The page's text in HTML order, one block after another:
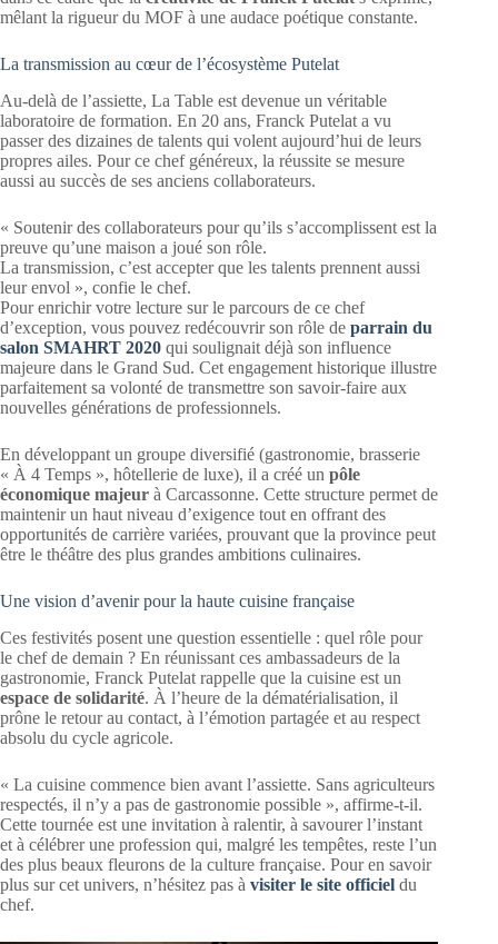
mêlant la rigueur du MOF à une audace poétique constante.
La transmission au cœur de l’écosystème Putelat
Au-delà de l’assiette, La Table est devenue un véritable
laboratoire de formation. En 20 ans, Franck Putelat a vu
passer des dizaines de talents qui volent aujourd’hui de leurs
propres ailes. Pour ce chef généreux, la réussite se mesure
aussi au succès de ses anciens collaborateurs.
« Soutenir des collaborateurs pour qu’ils s’accomplissent est la
preuve qu’une maison a joué son rôle.
La transmission, c’est accepter que les talents prennent aussi
leur envol », confie le chef.
Pour enrichir votre lecture sur le parcours de ce chef
d’exception, vous pouvez redécouvrir son rôle de parrain du
salon SMAHRT 2020 qui soulignait déjà son influence
majeure dans le Grand Sud. Cet engagement historique illustre
parfaitement sa volonté de transmettre son savoir-faire aux
nouvelles générations de professionnels.
En développant un groupe diversifié (gastronomie, brasserie
« À 4 Temps », hôtellerie de luxe), il a créé un pôle
économique majeur à Carcassonne. Cette structure permet de
maintenir un haut niveau d’exigence tout en offrant des
opportunités de carrière variées, prouvant que la province peut
être le théâtre des plus grandes ambitions culinaires.
Une vision d’avenir pour la haute cuisine française
Ces festivités posent une question essentielle : quel rôle pour
le chef de demain ? En réunissant ces ambassadeurs de la
gastronomie, Franck Putelat rappelle que la cuisine est un
espace de solidarité. À l’heure de la dématérialisation, il
prône le retour au contact, à l’émotion partagée et au respect
absolu du cycle agricole.
« La cuisine commence bien avant l’assiette. Sans agriculteurs
respectés, il n’y a pas de gastronomie possible », affirme-t-il.
Cette tournée est une invitation à ralentir, à savourer l’instant
et à célébrer une profession qui, malgré les tempêtes, reste l’un
des plus beaux fleurons de la culture française. Pour en savoir
plus sur cet univers, n’hésitez pas à visiter le site officiel du
chef.